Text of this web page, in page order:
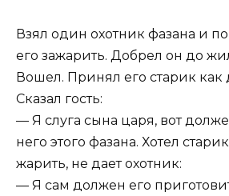
Взял один охотник фазана и
его зажарить. Добрел он до
Вошел. Принял его старик как
Сказал гость:
— Я слуга сына царя, вот
него этого фазана. Хотел
жарить, не дает охотник:
— Я сам должен его